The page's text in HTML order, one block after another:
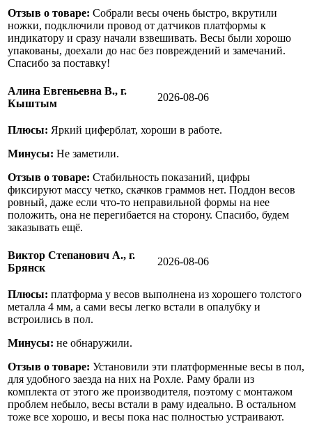
Отзыв о товаре: Собрали весы очень быстро, вкрутили
ножки, подключили провод от датчиков платформы к
индикатору и сразу начали взвешивать. Весы были хорошо
упакованы, доехали до нас без повреждений и замечаний.
Спасибо за поставку!
Алина Евгеньевна В., г.
Кыштым
2026-08-06
Плюсы: Яркий циферблат, хороши в работе.
Минусы: Не заметили.
Отзыв о товаре: Стабильность показаний, цифры
фиксируют массу четко, скачков граммов нет. Поддон весов
ровный, даже если что-то неправильной формы на нее
положить, она не перегибается на сторону. Спасибо, будем
заказывать ещё.
Виктор Степанович А., г.
Брянск
2026-08-06
Плюсы: платформа у весов выполнена из хорошего толстого
металла 4 мм, а сами весы легко встали в опалубку и
встроились в пол.
Минусы: не обнаружили.
Отзыв о товаре: Установили эти платформенные весы в пол,
для удобного заезда на них на Рохле. Раму брали из
комплекта от этого же производителя, поэтому с монтажом
проблем небыло, весы встали в раму идеально. В остальном
тоже все хорошо, и весы пока нас полностью устраивают.